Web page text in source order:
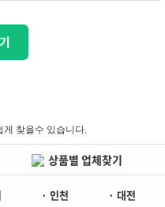
게 찾을수 있습니다.
상품별 업체찾기
· 인천
· 대전